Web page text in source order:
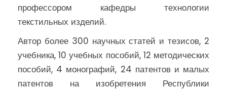
профессором кафедры технологии
текстильных изделий.
Автор более 300 научных статей и тезисов, 2
учебника, 10 учебных пособий, 12 методических
пособий, 4 монографий, 24 патентов и малых
патентов на изобретения Республики